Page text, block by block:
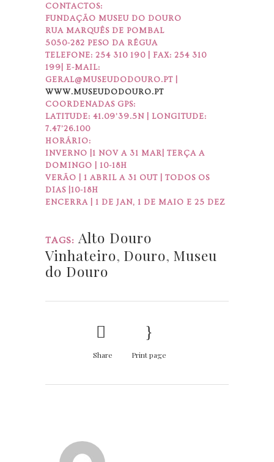
CONTACTOS:
FUNDAÇÃO MUSEU DO DOURO
RUA MARQUÊS DE POMBAL
5050-282 PESO DA RÉGUA
TELEFONE: 254 310 190 | FAX: 254 310
199| E-MAIL:
GERAL@MUSEUDODOURO.PT |
WWW.MUSEUDODOURO.PT
COORDENADAS GPS:
LATITUDE: 41.09’39.5N | LONGITUDE:
7.47’26.100
HORÁRIO:
INVERNO |1 NOV A 31 MAR| TERÇA A
DOMINGO | 10-18H
VERÃO | 1 ABRIL A 31 OUT | TODOS OS
DIAS |10-18H
ENCERRA | 1 DE JAN, 1 DE MAIO E 25 DEZ
TAGS: Alto Douro
Vinhateiro, Douro, Museu
do Douro
Share Print page